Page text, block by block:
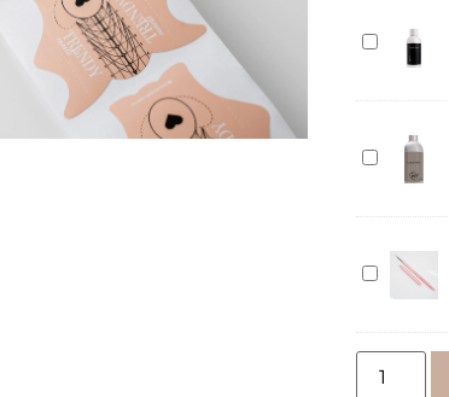
Acrylic
liquid
nails
Cleanser
Trendy
150
Lineární
štětec
0
5mm